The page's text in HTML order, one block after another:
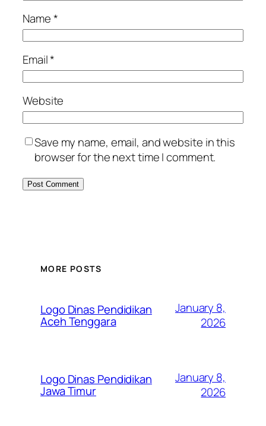
Name*
Email*
Website
Save my name, email, and website in this
browser for the next time I comment.
MORE POSTS
Logo Dinas Pendidikan
Aceh Tenggara
January 8,
2026
Logo Dinas Pendidikan
Jawa Timur
January 8,
2026